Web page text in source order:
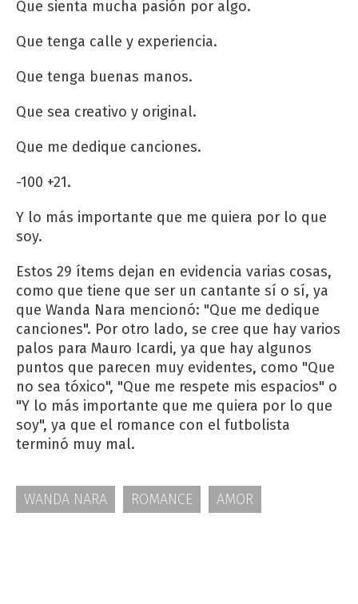
Que sienta mucha pasión por algo.
Que tenga calle y experiencia.
Que tenga buenas manos.
Que sea creativo y original.
Que me dedique canciones.
-100 +21.
Y lo más importante que me quiera por lo que
soy.
Estos 29 ítems dejan en evidencia varias cosas,
como que tiene que ser un cantante sí o sí, ya
que Wanda Nara mencionó: "Que me dedique
canciones". Por otro lado, se cree que hay varios
palos para Mauro Icardi, ya que hay algunos
puntos que parecen muy evidentes, como "Que
no sea tóxico", "Que me respete mis espacios" o
"Y lo más importante que me quiera por lo que
soy", ya que el romance con el futbolista
terminó muy mal.
WANDA NARA ROMANCE AMOR